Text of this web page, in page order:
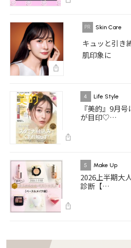
Skin Care
キュッと引き
肌印象に
4 Life Style
『美的』9月
が目印♡…
5 Make Up
2026上半期大
診断【…